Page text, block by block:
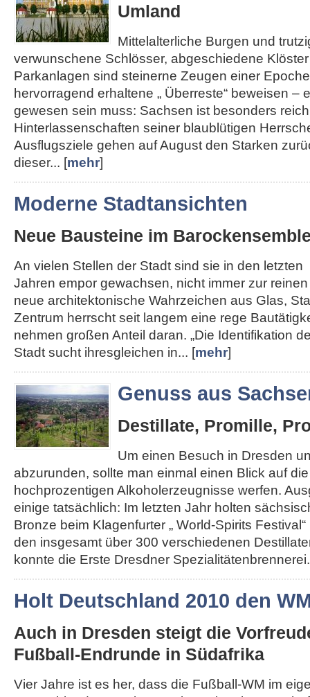
Umland
Mittelalterliche Burgen und
verwunschene Schlösser, abgeschiedene
Parkanlagen sind steinerne Zeugen einer
hervorragend erhaltene „ Überreste“ beweisen –
gewesen sein muss: Sachsen ist besonders
Hinterlassenschaften seiner blaublütigen
Ausflugsziele gehen auf August den Starken
dieser... [mehr]
Moderne Stadtansichten
Neue Bausteine im
An vielen Stellen der Stadt sind sie in den letzten
Jahren empor gewachsen, nicht immer zur
neue architektonische Wahrzeichen aus Glas,
Zentrum herrscht seit langem eine rege
nehmen großen Anteil daran. „Die Identifikation
Stadt sucht ihresgleichen in... [mehr]
Genuss aus
Destillate, Promille,
Um einen Besuch in Dresden
abzurunden, sollte man einmal einen Blick auf
hochprozentigen Alkoholerzeugnisse werfen.
einige tatsächlich: Im letzten Jahr holten
Bronze beim Klagenfurter „ World-Spirits
den insgesamt über 300 verschiedenen
konnte die Erste Dresdner
Holt Deutschland 2010 den
Auch in Dresden steigt die
Fußball-Endrunde in Südafrika
Vier Jahre ist es her, dass die Fußball-WM im